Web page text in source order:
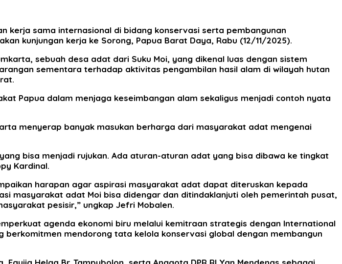
kerja sama internasional di bidang konservasi serta pembangunan
kunjungan kerja ke Sorong, Papua Barat Daya, Rabu (12/11/2025).
sebuah desa adat dari Suku Moi, yang dikenal luas dengan sistem
sementara terhadap aktivitas pengambilan hasil alam di wilayah hutan
Papua dalam menjaga keseimbangan alam sekaligus menjadi contoh nyata
menyerap banyak masukan berharga dari masyarakat adat mengenai
bisa menjadi rujukan. Ada aturan-aturan adat yang bisa dibawa ke tingkat
Kardinal.
harapan agar aspirasi masyarakat adat dapat diteruskan kepada
masyarakat adat Moi bisa didengar dan ditindaklanjuti oleh pemerintah pusat,
pesisir,” ungkap Jefri Mobalen.
agenda ekonomi biru melalui kemitraan strategis dengan International
berkomitmen mendorong tata kelola konservasi global dengan membangun